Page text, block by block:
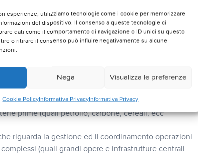
esperienze, utilizziamo tecnologie come i cookie per memorizzare
del dispositivo. Il consenso a queste tecnologie ci
dati come il comportamento di navigazione o ID unici su questo
o ritirare il consenso può influire negativamente su alcune
Nega Visualizza le preferenze
Cookie PolicyInformativa PrivacyInformativa Privacy
DELLA
in un’azienda industriale ha come obietti gestione
prodotti dalle fonti di approvvigionamento dei
che riguarda la gestione e la movimentazione grandi
prime (quali petrolio, carbone, cereali, ecc
riguarda la gestione ed il coordinamento operazioni
(quali grandi opere e infrastrutture centrali